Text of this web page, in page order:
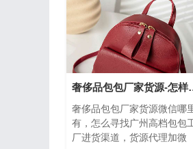
奢侈品包包
奢侈品包包厂家货源微信哪
有，怎么寻找广州高档包包
厂进货渠道，货源代理加微